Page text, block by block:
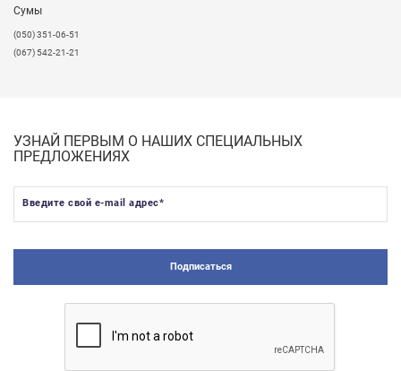
Сумы
(050) 351-06-51
(067) 542-21-21
УЗНАЙ ПЕРВЫМ О НАШИХ СПЕЦИАЛЬНЫХ
ПРЕДЛОЖЕНИЯХ
Введите свой e-mail адрес*
Подписаться